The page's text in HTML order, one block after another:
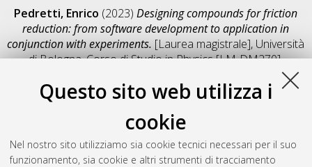
Questo sito web utilizza i
cookie
Nel nostro sito utilizziamo sia cookie tecnici necessari per il suo
funzionamento, sia cookie e altri strumenti di tracciamento
Pedretti, Enrico (2023)Designing compounds for friction
reduction: from software development to application in
conjunction with experiments. [Laurea magistrale], Università
di Bologna, Corso di Studio inPhysics [LM-DM270],
Salva citazione
Condividi
Il full-text non è disponibile per scelta dell'autore. (
Abstract